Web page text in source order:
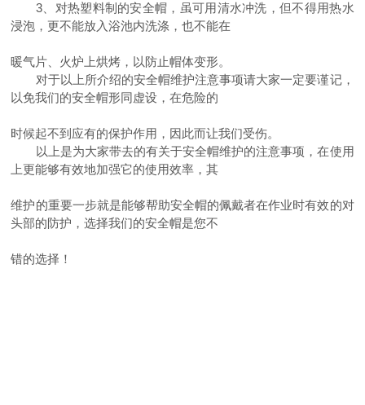
3、对热塑料制的安全帽，虽可用清水冲洗，但不得用热水
浸泡，更不能放入浴池内洗涤，也不能在
暖气片、火炉上烘烤，以防止帽体变形。
对于以上所介绍的安全帽维护注意事项请大家一定要谨记，
以免我们的安全帽形同虚设，在危险的
时候起不到应有的保护作用，因此而让我们受伤。
以上是为大家带去的有关于安全帽维护的注意事项，在使用
上更能够有效地加强它的使用效率，其
维护的重要一步就是能够帮助安全帽的佩戴者在作业时有效的对
头部的防护，选择我们的安全帽是您不
错的选择！